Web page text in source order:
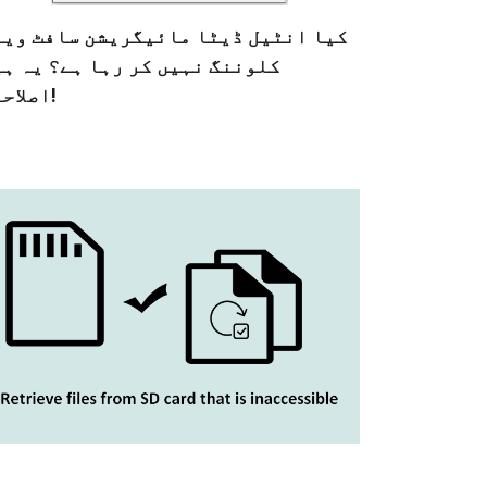
کیا انٹیل ڈیٹا مائیگریشن سافٹ
کلوننگ نہیں کر رہا ہے؟ یہ
اصلاحات!